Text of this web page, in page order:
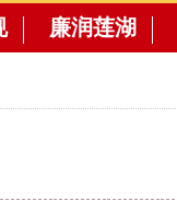
廉润莲湖